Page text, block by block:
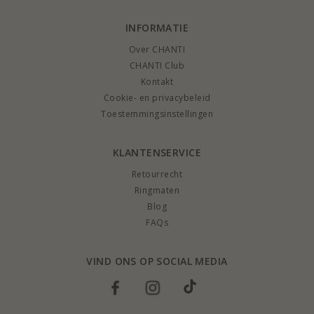
INFORMATIE
Over CHANTI
CHANTI Club
Kontakt
Cookie- en privacybeleid
Toestemmingsinstellingen
KLANTENSERVICE
Retourrecht
Ringmaten
Blog
FAQs
VIND ONS OP SOCIAL MEDIA